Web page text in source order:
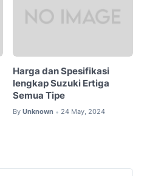
Harga dan Spesifikasi
lengkap Suzuki Ertiga
Semua Tipe
By Unknown • 24 May, 2024